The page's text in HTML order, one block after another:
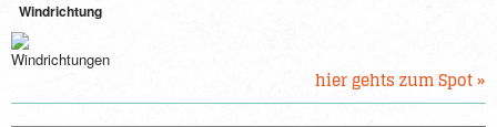
Windrichtung
hier gehts zum Spot »